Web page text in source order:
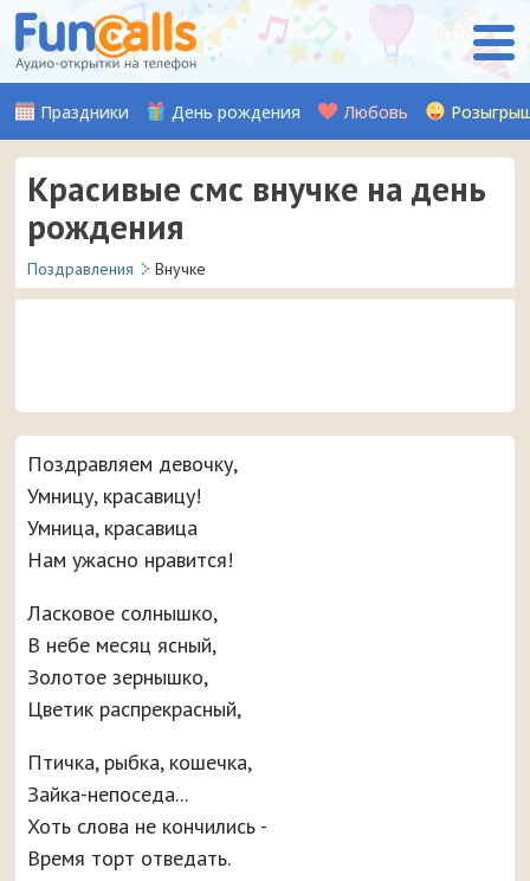
Праздники День рождения Любовь
Красивые смс внучке на день
рождения
Поздравления Внучке
Специально ко дню рождения вашей внучки наши
авторы придумали и написали кучу красивых смс с
поздравлениями, которые можно отправить на
мобильный телефон прямо с сайта.
Поздравляем девочку,
Умницу, красавицу!
Умница, красавица
Нам ужасно нравится!
Ласковое солнышко,
В небе месяц ясный,
Золотое зернышко,
Цветик распрекрасный,
Птичка, рыбка, кошечка,
Зайка-непоседа...
Хоть слова не кончились -
Время торт отведать.